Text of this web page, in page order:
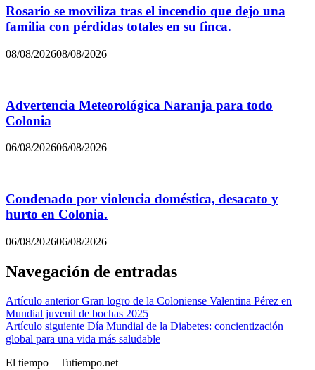
Rosario se moviliza tras el incendio que dejo una
familia con pérdidas totales en su finca.
08/08/202608/08/2026
Advertencia Meteorológica Naranja para todo
Colonia
06/08/202606/08/2026
Condenado por violencia doméstica, desacato y
hurto en Colonia.
06/08/202606/08/2026
Navegación de entradas
Artículo anterior Gran logro de la Coloniense Valentina Pérez en
Mundial juvenil de bochas 2025
Artículo siguiente Día Mundial de la Diabetes: concientización
global para una vida más saludable
El tiempo – Tutiempo.net